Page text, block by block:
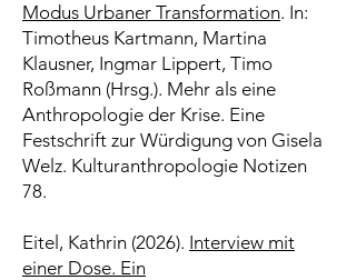
Modus Urbaner Transformation. In:
Timotheus Kartmann, Martina
Klausner, Ingmar Lippert, Timo
Roßmann (Hrsg.). Mehr als eine
Anthropologie der Krise. Eine
Festschrift zur Würdigung von Gisela
Welz. Kulturanthropologie Notizen
78.
Eitel, Kathrin (2026). Interview mit
einer Dose. Ein